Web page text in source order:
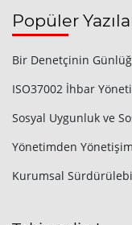
Popüler
Bir Denetçinin
ISO37002 İhbar
Sosyal Uygunluk ve
Yönetimden
Kurumsal